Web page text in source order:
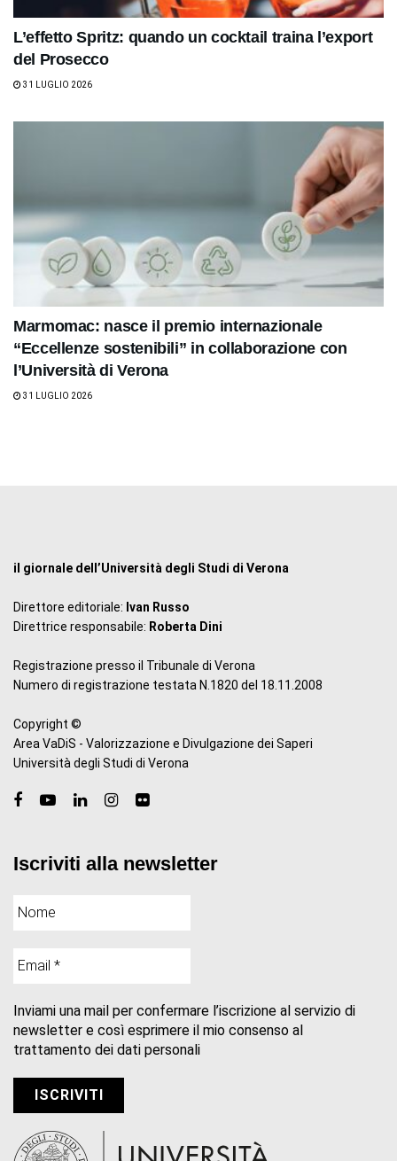
L’effetto Spritz: quando un cocktail traina l’export
del Prosecco
31 LUGLIO 2026
Marmomac: nasce il premio internazionale
“Eccellenze sostenibili” in collaborazione con
l’Università di Verona
31 LUGLIO 2026
il giornale dell’Università degli Studi di Verona
Direttore editoriale: Ivan Russo
Direttrice responsabile: Roberta Dini
Registrazione presso il Tribunale di Verona
Numero di registrazione testata N.1820 del 18.11.2008
Copyright ©
Area VaDiS - Valorizzazione e Divulgazione dei Saperi
Università degli Studi di Verona
Iscriviti alla newsletter
Inviami una mail per confermare l’iscrizione al servizio di
newsletter e così esprimere il mio consenso al
trattamento dei dati personali